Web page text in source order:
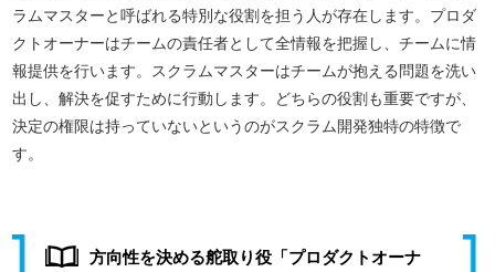
ラムマスターと呼ばれる特別な役割を担う人が存在します。プロダ
クトオーナーはチームの責任者として全情報を把握し、チームに情
報提供を行います。スクラムマスターはチームが抱える問題を洗い
出し、解決を促すために行動します。どちらの役割も重要ですが、
決定の権限は持っていないというのがスクラム開発独特の特徴で
す。
方向性を決める舵取り役「プロダクトオーナ